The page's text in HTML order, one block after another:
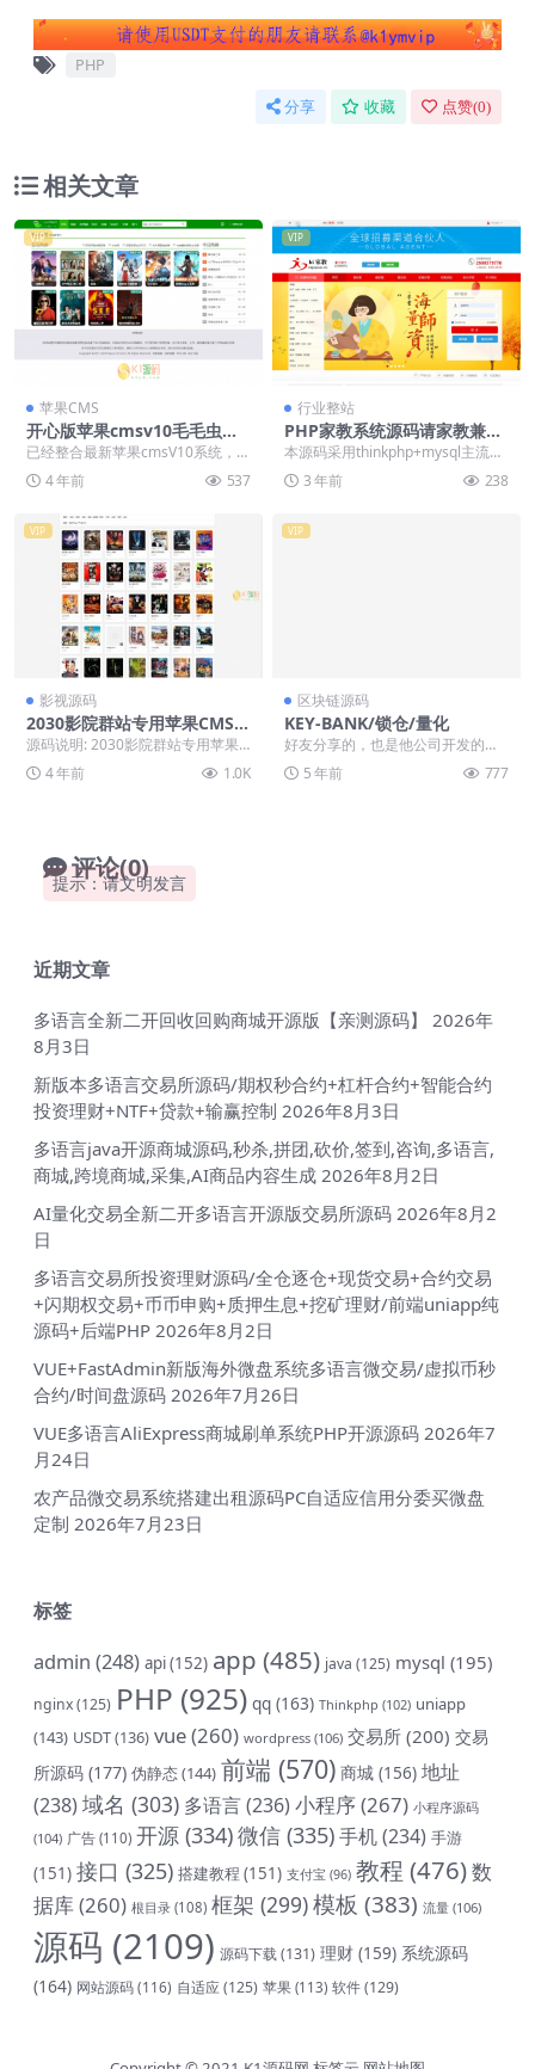
PHP
分享 收藏 点赞(0)
相关文章
VIP
苹果CMS
开心版苹果cmsv10毛毛虫影
院青青绿电影网站+全数据打
已经整合最新苹果cmsV10系统，带
部分数据和自动采集规则，安装后
即可使用不用太...
4 年前 537
VIP
行业整站
PHP家教系统源码请家教兼职
家教网源码下载【亲测源码】
本源码采用thinkphp+mysql主流框
架开发，前段采用bootstrap框...
3 年前 238
VIP
影视源码
2030影院群站专用苹果CMS1
0自适应手机电影整站源码影
视模板
源码说明: 2030影院群站专用苹果C
MS10自适应手机电影整站源码影视
模板 采...
4 年前 1.0K
VIP
区块链源码
KEY-BANK/锁仓/量化
好友分享的，也是他公司开发的东
西，跑起来看了下，没看明白这东
西怎么玩的，但是看起...
5 年前 777
评论(0)
提示：请文明发言
近期文章
多语言全新二开回收回购商城开源版【亲测源码】
2026年
8月3日
新版本多语言交易所源码/期权秒合约+杠杆合约+智能合约
投资理财+NTF+贷款+输赢控制 2026年8月3日
多语言java开源商城源码,秒杀,拼团,砍价,签到,咨询,多语言,
商城,跨境商城,采集,AI商品内容生成 2026年8月2日
AI量化交易全新二开多语言开源版交易所源码 2026年8月2
日
多语言交易所投资理财源码/全仓逐仓+现货交易+合约交易
+闪期权交易+币币申购+质押生息+挖矿理财/前端uniapp纯
源码+后端PHP 2026年8月2日
VUE+FastAdmin新版海外微盘系统多语言微交易/虚拟币秒
合约/时间盘源码 2026年7月26日
VUE多语言AliExpress商城刷单系统PHP开源源码 2026年7
月24日
农产品微交易系统搭建出租源码PC自适应信用分委买微盘
定制 2026年7月23日
标签
admin (248) api(152) app (485) java (125) mysql (195)
nginx(125) PHP (925) qq (163) Thinkphp (102) uniapp
(143) USDT(136) vue(260) wordpress (106) 交易所 (200) 交易
所源码 (177) 伪静态(144) 前端 (570) 商城 (156) 地址
(238)域名 (303) 多语言(236) 小程序(267) 小程序源码
(104) 广告 (110) 开源 (334)微信 (335)手机(234) 手游
(151) 接口 (325) 搭建教程 (151) 支付宝 (96) 教程 (476)数
据库(260) 根目录 (108) 框架 (299)模板 (383) 流量 (106)
源码 (2109) 源码下载(131) 理财 (159) 系统源码
(164) 网站源码(116) 自适应(125) 苹果 (113) 软件(129)